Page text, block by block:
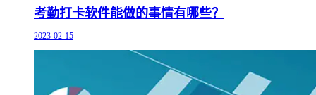
考勤打卡软件能做的事情有哪些？
2023-02-15